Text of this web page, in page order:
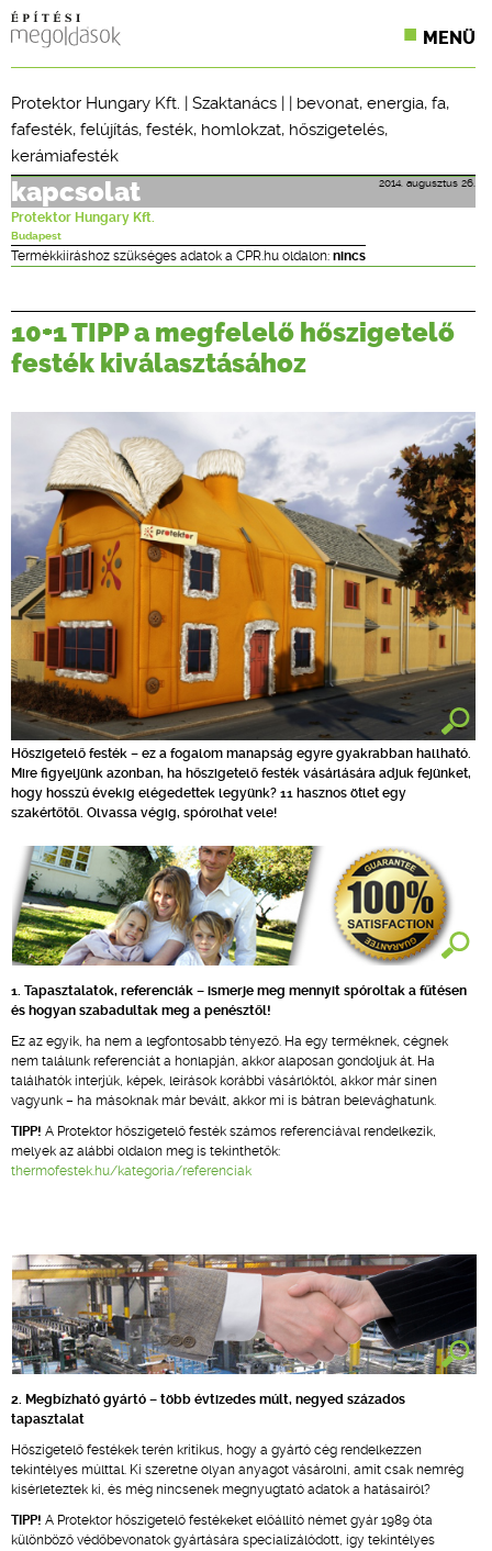
MENÜ
SZAKLAPOK
CPR TERMÉKKIÍRÁS
TERVEZÉSI SEGÉDLETEK
Protektor Hungary Kft. | Szaktanács | | bevonat, energia, fa,
fafesték, felújítás, festék, homlokzat, hőszigetelés,
kerámiafesték
2014. augusztus 26.
kapcsolat
Protektor Hungary Kft.
Budapest
Termékkiíráshoz szükséges adatok a CPR.hu oldalon: nincs
10+1 TIPP a megfelelő hőszigetelő
festék kiválasztásához
Hőszigetelő festék – ez a fogalom manapság egyre gyakrabban hallható.
Mire figyeljünk azonban, ha hőszigetelő festék vásárlására adjuk fejünket,
hogy hosszú évekig elégedettek legyünk? 11 hasznos ötlet egy
szakértőtől. Olvassa végig, spórolhat vele!
1. Tapasztalatok, referenciák – ismerje meg mennyit spóroltak a fűtésen
és hogyan szabadultak meg a penésztől!
Ez az egyik, ha nem a legfontosabb tényező. Ha egy terméknek, cégnek
nem találunk referenciát a honlapján, akkor alaposan gondoljuk át. Ha
találhatók interjúk, képek, leírások korábbi vásárlóktól, akkor már sínen
vagyunk – ha másoknak már bevált, akkor mi is bátran belevághatunk.
TIPP! A Protektor hőszigetelő festék számos referenciával rendelkezik,
melyek az alábbi oldalon meg is tekinthetők:
thermofestek.hu/kategoria/referenciak
2. Megbízható gyártó – több évtizedes múlt, negyed százados
tapasztalat
Hőszigetelő festékek terén kritikus, hogy a gyártó cég rendelkezzen
tekintélyes múlttal. Ki szeretne olyan anyagot vásárolni, amit csak nemrég
kísérleteztek ki, és még nincsenek megnyugtató adatok a hatásairól?
TIPP! A Protektor hőszigetelő festékeket előállító német gyár 1989 óta
különböző védőbevonatok gyártására specializálódott, így tekintélyes